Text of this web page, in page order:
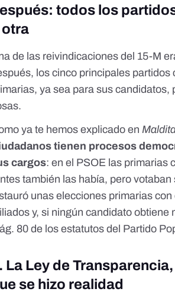
todos los
otra
de las reivindicaciones del 15-M
los cinco principales
, ya sea para sus
ya te hemos explicado en
tienen procesos
cargos:en el PSOE las primarias
también las había, pero
unas elecciones primarias
y, si ningún candidato
80 de los estatutos del Partido
La Ley de
se hizo realidad